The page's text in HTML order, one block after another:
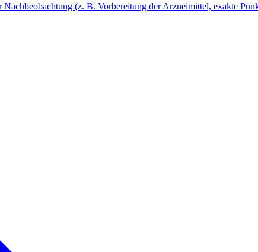
(z. B. Vorbereitung der Arzneimittel, exakte